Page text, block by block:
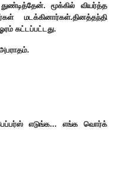
மூக்கில் வியர்த்த
மடக்கினார்கள்.தினத்தந்தி
கட்டப்பட்டது.
எடுங்க... எங்க வொர்க்